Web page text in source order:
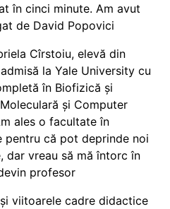
în cinci minute. Am avut
de David Popovici
Cîrstoiu, elevă din
la Yale University cu
în Biofizică și
și Computer
ales o facultate în
pentru că pot deprinde noi
dar vreau să mă întorc în
profesor
viitoarele cadre didactice